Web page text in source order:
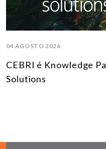
04 AGOSTO 2026
CEBRI é Knowledge
Solutions